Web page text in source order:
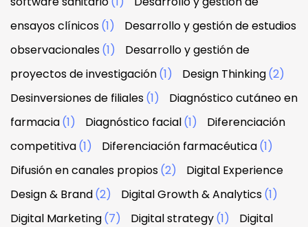
ensayos clínicos(1)
Desarrollo y gestión de estudios
observacionales(1)
Desarrollo y gestión de
proyectos de investigación(1) Design Thinking(2)
Desinversiones de filiales(1)
Diagnóstico cutáneo en
farmacia(1) Diagnóstico facial(1)
Diferenciación
competitiva(1) Diferenciación farmacéutica(1)
Difusión en canales propios(2)
Digital Experience
Design & Brand(2) Digital Growth & Analytics(1)
Digital Marketing(7) Digital strategy(1)
Digital